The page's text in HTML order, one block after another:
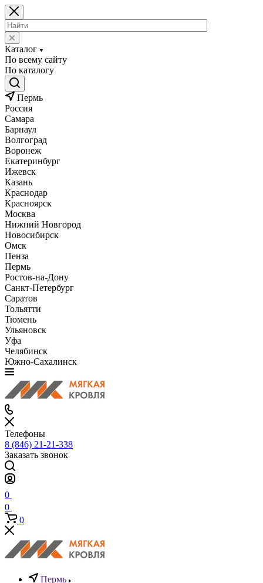
Каталог
По всему сайту
По каталогу
Пермь
Россия
Самара
Барнаул
Волгоград
Воронеж
Екатеринбург
Ижевск
Казань
Краснодар
Красноярск
Москва
Нижний Новгород
Новосибирск
Омск
Пенза
Пермь
Ростов-на-Дону
Санкт-Петербург
Саратов
Тольятти
Тюмень
Ульяновск
Уфа
Челябинск
Южно-Сахалинск
Телефоны
8 (846) 21-21-338
Заказать звонок
0
0
0
Пермь